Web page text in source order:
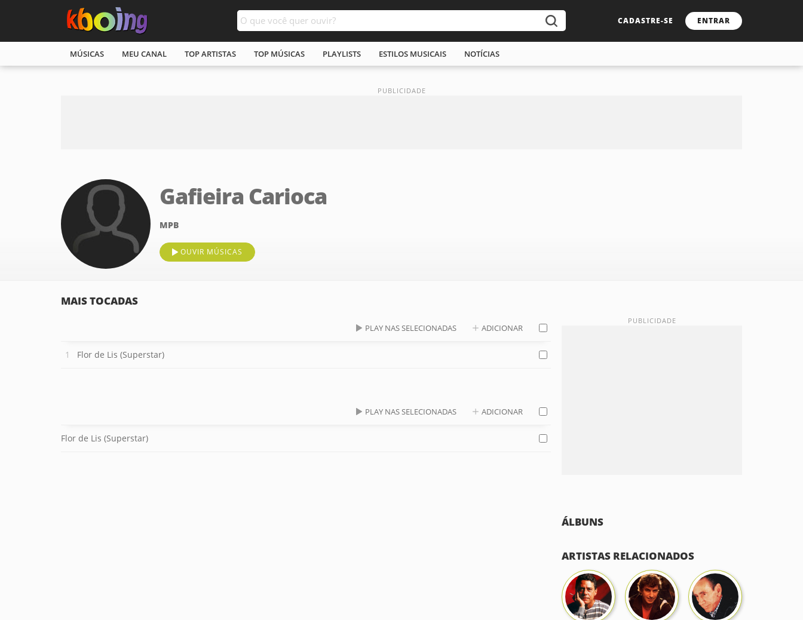
CADASTRE-SE ENTRAR
MÚSICAS MEU CANAL TOP ARTISTAS TOP MÚSICAS PLAYLISTS ESTILOS MUSICAIS NOTÍCIAS
Gafieira Carioca
MPB
OUVIR MÚSICAS
MAIS TOCADAS
PLAY NAS SELECIONADAS ADICIONAR
Flor de Lis (Superstar)
PLAY NAS SELECIONADAS ADICIONAR
Flor de Lis (Superstar)
ÁLBUNS
ARTISTAS RELACIONADOS